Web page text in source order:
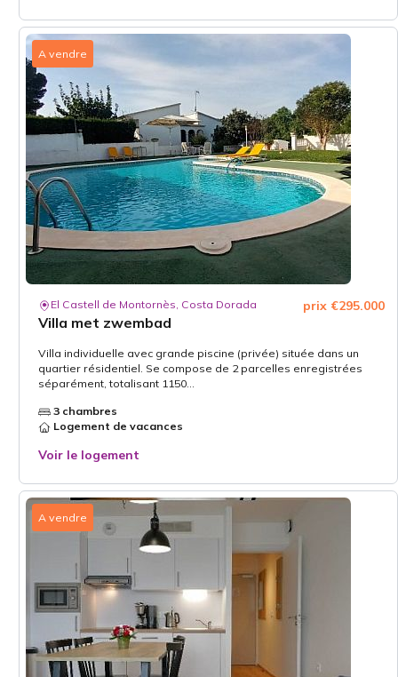
A vendre
El Castell de Montornès, Costa Dorada
Villa met zwembad
prix €295.000
Villa individuelle avec grande piscine (privée) située dans un
quartier résidentiel. Se compose de 2 parcelles enregistrées
séparément, totalisant 1150...
3 chambres
Logement de vacances
Voir le logement
A vendre